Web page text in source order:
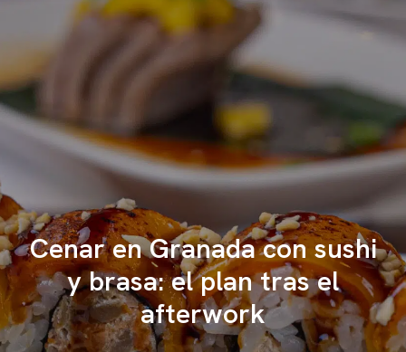
Cenar en Granada con sushi
y brasa: el plan tras el
afterwork